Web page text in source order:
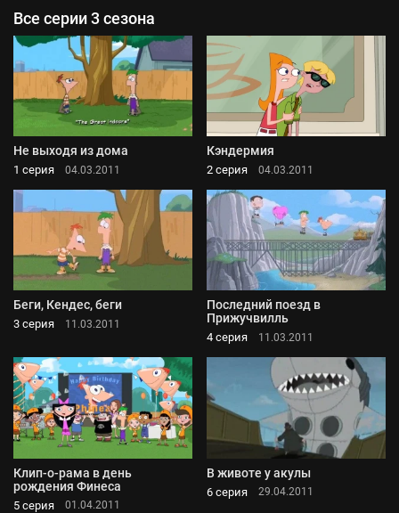
Все серии 3 сезона
Не выходя из дома
1 серия 04.03.2011
Кэндермия
2 серия 04.03.2011
Беги, Кендес, беги
3 серия 11.03.2011
Последний поезд в
Прижучвилль
4 серия 11.03.2011
Клип-о-рама в день
рождения Финеса
5 серия 01.04.2011
В животе у акулы
6 серия 29.04.2011